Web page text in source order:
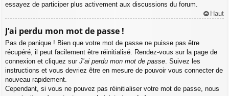
essayez de participer plus activement aux discussions du forum.
Haut
J’ai perdu mon mot de passe !
Pas de panique ! Bien que votre mot de passe ne puisse pas être
récupéré, il peut facilement être réinitialisé. Rendez-vous sur la page de
connexion et cliquez sur J’ai perdu mon mot de passe. Suivez les
instructions et vous devriez être en mesure de pouvoir vous connecter de
nouveau rapidement.
Cependant, si vous ne pouvez pas réinitialiser votre mot de passe, nous